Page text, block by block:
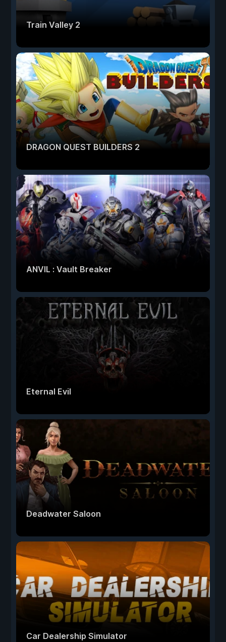
Train Valley 2
DRAGON QUEST BUILDERS 2
ANVIL : Vault Breaker
Eternal Evil
Deadwater Saloon
Car Dealership Simulator